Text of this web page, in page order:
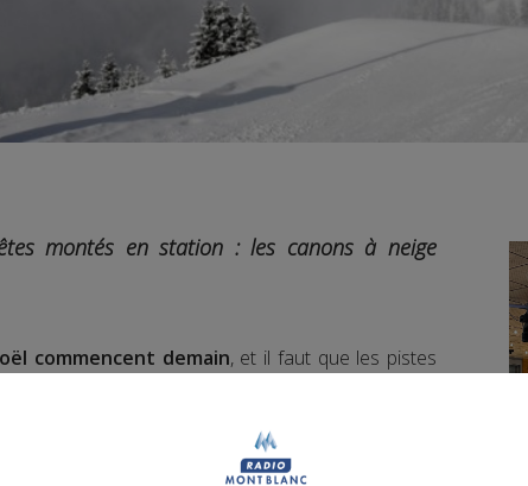
montés en station : les canons à neige
commencent demain, et il faut que les pistes
alors que l’
potable pour les habitants, au détriment de la